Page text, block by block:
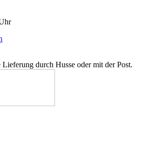
durch Husse oder mit der Post.